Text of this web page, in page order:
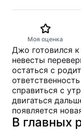
Моя оценка
Джо готовился к
невесты
остаться с
справиться с
двигаться
появляется
В главных